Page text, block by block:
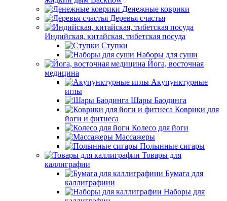
Денежные коврики
Деревья счастья
Индийская, китайская, тибетская посуда
Ступки
Наборы для суши
Йога, восточная
медицина
Акупунктурные
иглы
Шары Баодинга
Коврики для
йоги и фитнеса
Колесо для йоги
Массажеры
Полынные сигары
Товары для
каллиграфии
Бумага для
каллиграфиии
Наборы для